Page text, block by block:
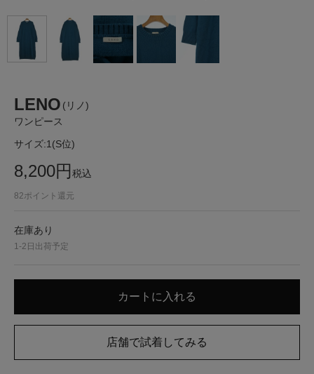
LENO (リノ)
ワンピース
サイズ:1(S位)
8,200円税込
82ポイント還元
在庫あり
1-2日出荷予定